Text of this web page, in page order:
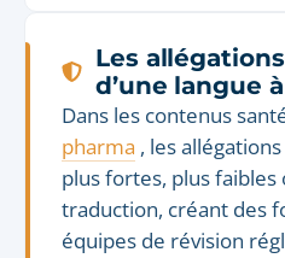
Les
d’une langue
Dans les contenus
pharma , les
plus fortes, plus
traduction, créant des
équipes de révision